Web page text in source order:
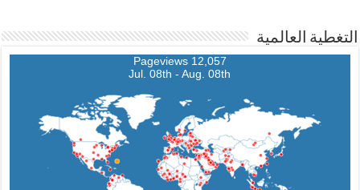
التغطية العالمية
12,057 Pageviews
Jul. 08th - Aug. 08th